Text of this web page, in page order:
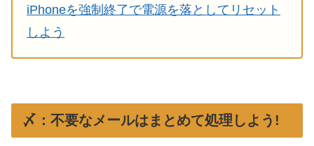
iPhoneを強制終了で電源を落としてリセット
しよう
〆：不要なメールはまとめて処理しよう!